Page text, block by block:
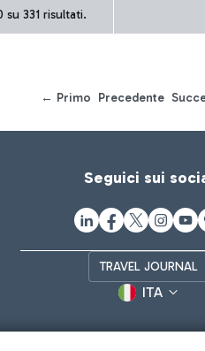
su 331 risultati.
← Primo Precedente
Seguici sui
TRAVEL JOURNAL
ITA